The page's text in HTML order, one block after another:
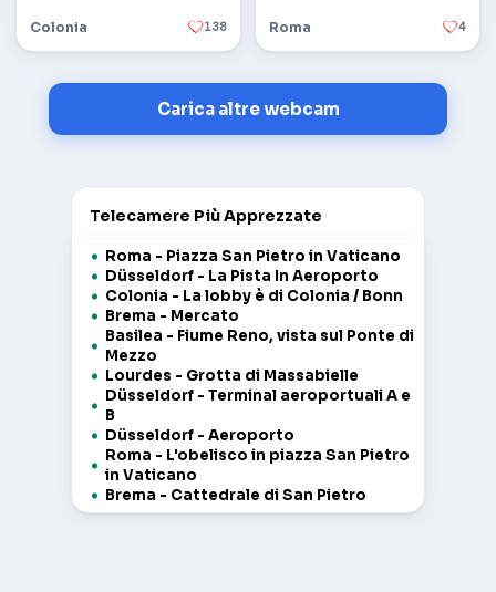
Colonia 138 Roma 4
Carica altre webcam
Telecamere Più Apprezzate
Roma - Piazza San Pietro in Vaticano
Düsseldorf - La Pista In Aeroporto
Colonia - La lobby è di Colonia / Bonn
Brema - Mercato
Basilea - Fiume Reno, vista sul Ponte di
Mezzo
Lourdes - Grotta di Massabielle
Düsseldorf - Terminal aeroportuali A e
B
Düsseldorf - Aeroporto
Roma - L'obelisco in piazza San Pietro
in Vaticano
Brema - Cattedrale di San Pietro